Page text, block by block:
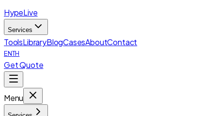
HypeLive
Services
ToolsLibraryBlogCasesAboutContact
ENTH
Get Quote
Menu